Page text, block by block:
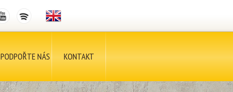
PODPOŘTE NÁS KONTAKT